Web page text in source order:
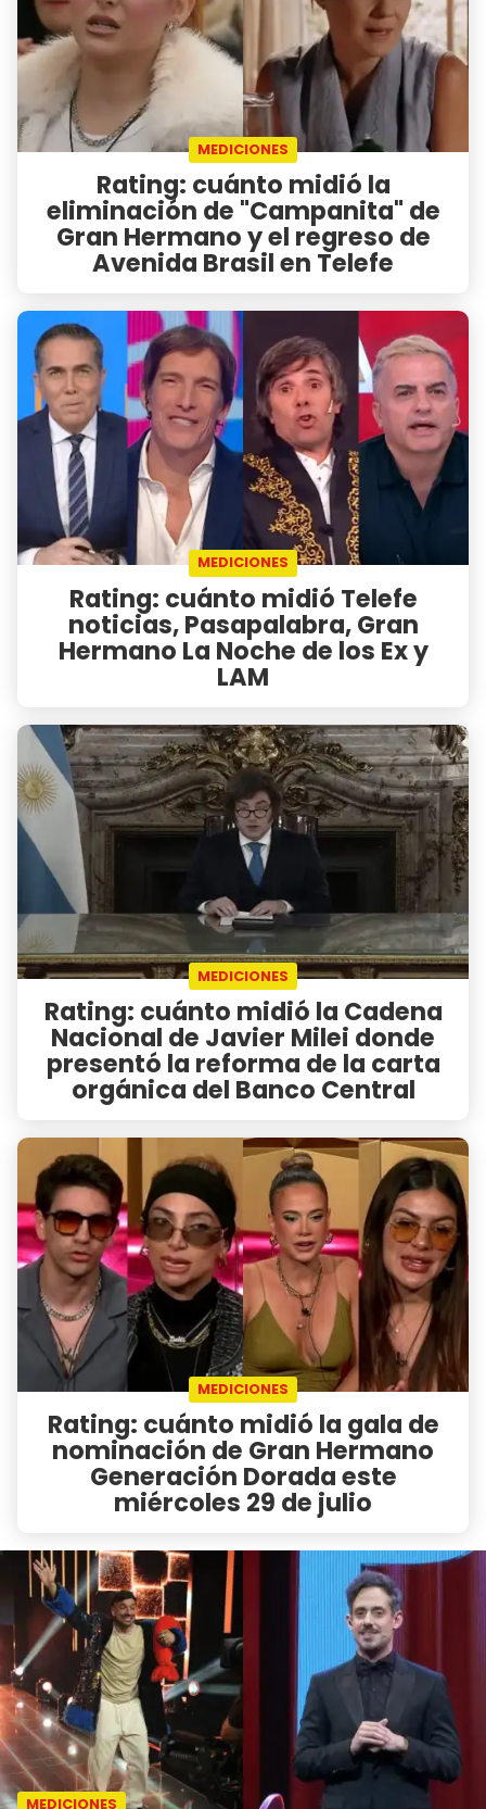
MEDICIONES
Rating: cuánto midió la
eliminación de "Campanita" de
Gran Hermano y el regreso de
Avenida Brasil en Telefe
MEDICIONES
Rating: cuánto midió Telefe
noticias, Pasapalabra, Gran
Hermano La Noche de los Ex y
LAM
MEDICIONES
Rating: cuánto midió la Cadena
Nacional de Javier Milei donde
presentó la reforma de la carta
orgánica del Banco Central
MEDICIONES
Rating: cuánto midió la gala de
nominación de Gran Hermano
Generación Dorada este
miércoles 29 de julio
MEDICIONES